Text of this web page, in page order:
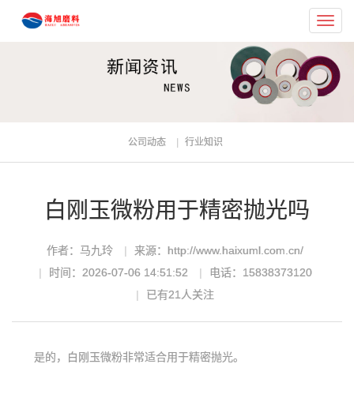
公司动态 行业知识
白刚玉微粉用于精密抛光吗
作者：马九玲
来源：http://www.haixuml.com.cn/
时间：2026-07-06 14:51:52
电话：15838373120
已有21人关注
是的，白刚玉微粉非常适合用于精密抛光。